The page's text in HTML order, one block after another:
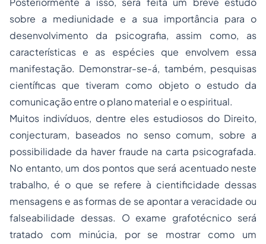
sobre a mediunidade e a sua importância para o
desenvolvimento da psicografia, assim como, as
características e as espécies que envolvem essa
manifestação. Demonstrar-se-á, também, pesquisas
científicas que tiveram como objeto o estudo da
comunicação entre o plano material e o espiritual.
Muitos indivíduos, dentre eles estudiosos do Direito,
conjecturam, baseados no senso comum, sobre a
possibilidade da haver fraude na carta psicografada.
No entanto, um dos pontos que será acentuado neste
trabalho, é o que se refere à cientificidade dessas
mensagens e as formas de se apontar a veracidade ou
falseabilidade dessas. O exame grafotécnico será
tratado com minúcia, por se mostrar como um